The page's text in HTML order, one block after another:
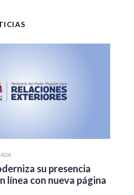
su presencia
línea con nueva página